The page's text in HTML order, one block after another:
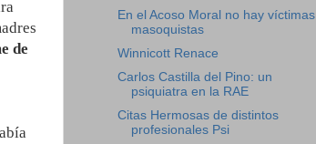
de
En el Acoso Moral no hay víctimas
masoquistas
Winnicott Renace
Carlos Castilla del Pino: un
psiquiatra en la RAE
Citas Hermosas de distintos
profesionales Psi